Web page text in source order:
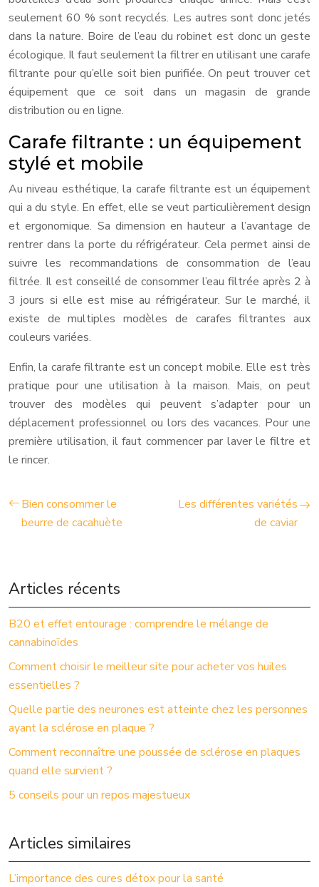
seulement 60 % sont recyclés. Les autres sont donc jetés
dans la nature. Boire de l’eau du robinet est donc un geste
écologique. Il faut seulement la filtrer en utilisant une carafe
filtrante pour qu’elle soit bien purifiée. On peut trouver cet
équipement que ce soit dans un magasin de grande
distribution ou en ligne.
Carafe filtrante : un équipement
stylé et mobile
Au niveau esthétique, la carafe filtrante est un équipement
qui a du style. En effet, elle se veut particulièrement design
et ergonomique. Sa dimension en hauteur a l’avantage de
rentrer dans la porte du réfrigérateur. Cela permet ainsi de
suivre les recommandations de consommation de l’eau
filtrée. Il est conseillé de consommer l’eau filtrée après 2 à
3 jours si elle est mise au réfrigérateur. Sur le marché, il
existe de multiples modèles de carafes filtrantes aux
couleurs variées.
Enfin, la carafe filtrante est un concept mobile. Elle est très
pratique pour une utilisation à la maison. Mais, on peut
trouver des modèles qui peuvent s’adapter pour un
déplacement professionnel ou lors des vacances. Pour une
première utilisation, il faut commencer par laver le filtre et
le rincer.
Bien consommer le
beurre de cacahuète
Les différentes variétés
de caviar
Articles récents
B20 et effet entourage : comprendre le mélange de
cannabinoïdes
Comment choisir le meilleur site pour acheter vos huiles
essentielles ?
Quelle partie des neurones est atteinte chez les personnes
ayant la sclérose en plaque ?
Comment reconnaître une poussée de sclérose en plaques
quand elle survient ?
5 conseils pour un repos majestueux
Articles similaires
L’importance des cures détox pour la santé